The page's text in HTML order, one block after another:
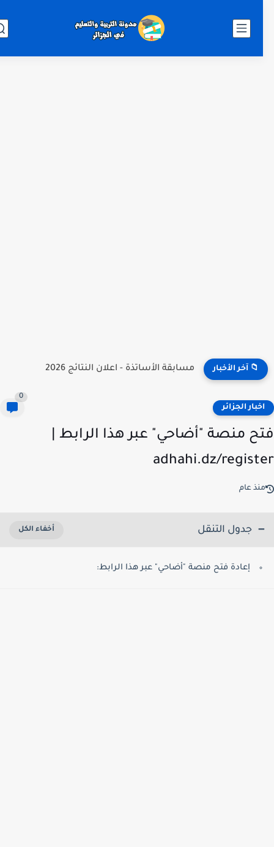
📁 آخر الأخبار
الجزائر
منصة "أضاحي" عبر هذا الرابط |
adhahi.dz/
عام
جدول التنقل
إعادة فتح منصة "أضاحي" عبر هذا الرابط: